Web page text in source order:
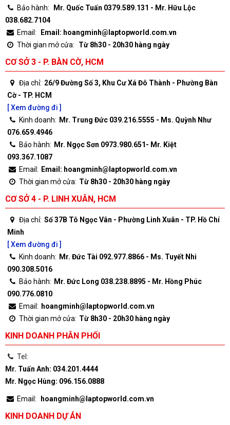
Bảo hành:
Mr. Quốc Tuấn 0379.589.131 - Mr. Hữu Lộc
038.682.7104
Email:
Email: hoangminh@laptopworld.com.vn
Thời gian mở cửa:
Từ 8h30 - 20h30 hàng ngày
CƠ SỞ 3 - P. BÀN CỜ, HCM
Địa chỉ: 26/9 Đường Số 3, Khu Cư Xá Đô Thành - Phường Bàn
Cờ - TP. HCM
[ Xem đường đi ]
Kinh doanh: Mr. Trung Đức 039.216.5555 - Ms. Quỳnh Như
076.659.4946
Bảo hành: Mr. Ngọc Sơn 0973.980.651- Mr. Kiệt
093.367.1087
Email: Email: hoangminh@laptopworld.com.vn
Thời gian mở cửa: Từ 8h30 - 20h30 hàng ngày
CƠ SỞ 4 - P. LINH XUÂN, HCM
Địa chỉ: Số 37B Tô Ngọc Vân - Phường Linh Xuân - TP. Hồ Chí
Minh
[ Xem đường đi ]
Kinh doanh: Mr. Đức Tài 092.977.8866 - Ms. Tuyết Nhi
090.308.5016
Bảo hành: Mr. Đức Long 038.238.8895 - Mr. Hồng Phúc
090.776.0810
Email: hoangminh@laptopworld.com.vn
Thời gian mở cửa: Từ 8h30 - 20h30 hàng ngày
KINH DOANH PHÂN PHỐI
Tel:
Mr. Tuấn Anh: 034.201.4444
Mr. Ngọc Hùng: 096.156.0888
Email: hoangminh@laptopworld.com.vn
KINH DOANH DỰ ÁN